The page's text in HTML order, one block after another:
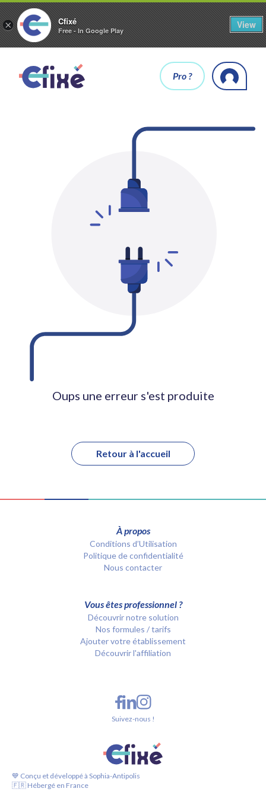
× Cfixé
Free - In Google Play
View
Pro ?
Oups une erreur s'est produite
Retour à l'accueil
À propos
Conditions d’Utilisation
Politique de confidentialité
Nous contacter
Vous êtes professionnel ?
Découvrir notre solution
Nos formules / tarifs
Ajouter votre établissement
Découvrir l'affiliation
💙 Conçu et développé à Sophia-Antipolis
🇫🇷 Hébergé en France
Suivez-nous !